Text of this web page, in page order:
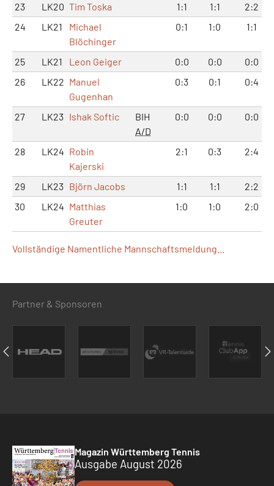
23
LK20 Tim Toska 1:1 1:1
2:2
24
LK21
Michael
Blöchinger
0:1 1:0 1:1
25 LK21 Leon Geiger 0:0 0:0
0:0
26
LK22 Manuel
Gugenhan
0:3 0:1 0:4
27 LK23 Ishak Softic
BIH
A/D
0:0 0:0 0:0
28 LK24 Robin
Kajerski
2:1 0:3 2:4
29 LK23 Björn Jacobs 1:1 1:1
2:2
30
LK24 Matthias
Greuter
1:0 1:0 2:0
Vollständige Namentliche Mannschaftsmeldung...
Partner & Sponsoren
Magazin Württemberg Tennis
Ausgabe August 2026